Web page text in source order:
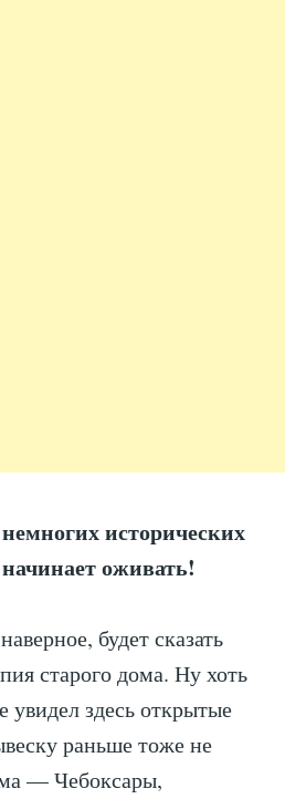
исторических
оживать!
будет сказать
старого дома. Ну хоть
увидел здесь открытые
раньше тоже не
— Чебоксары,